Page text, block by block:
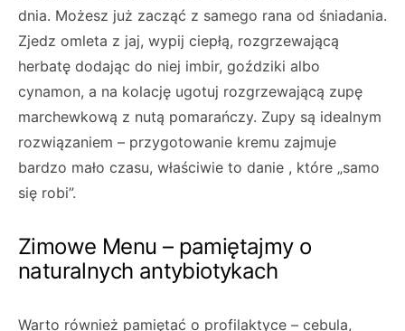
dnia. Możesz już zacząć z samego rana od śniadania.
Zjedz omleta z jaj, wypij ciepłą, rozgrzewającą
herbatę dodając do niej imbir, goździki albo
cynamon, a na kolację ugotuj rozgrzewającą zupę
marchewkową z nutą pomarańczy. Zupy są idealnym
rozwiązaniem – przygotowanie kremu zajmuje
bardzo mało czasu, właściwie to danie , które „samo
się robi”.
Zimowe Menu – pamiętajmy o
naturalnych antybiotykach
Warto również pamiętać o profilaktyce – cebula,